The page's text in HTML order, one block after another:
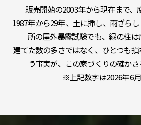
販売開始の2003年から現在まで、
1987年から29年、土に挿し、雨ざら
所の屋外暴露試験でも、緑の柱は
建てた数の多さではなく、ひとつも
う事実が、この家づくりの確かさ
※上記数字は2026年6